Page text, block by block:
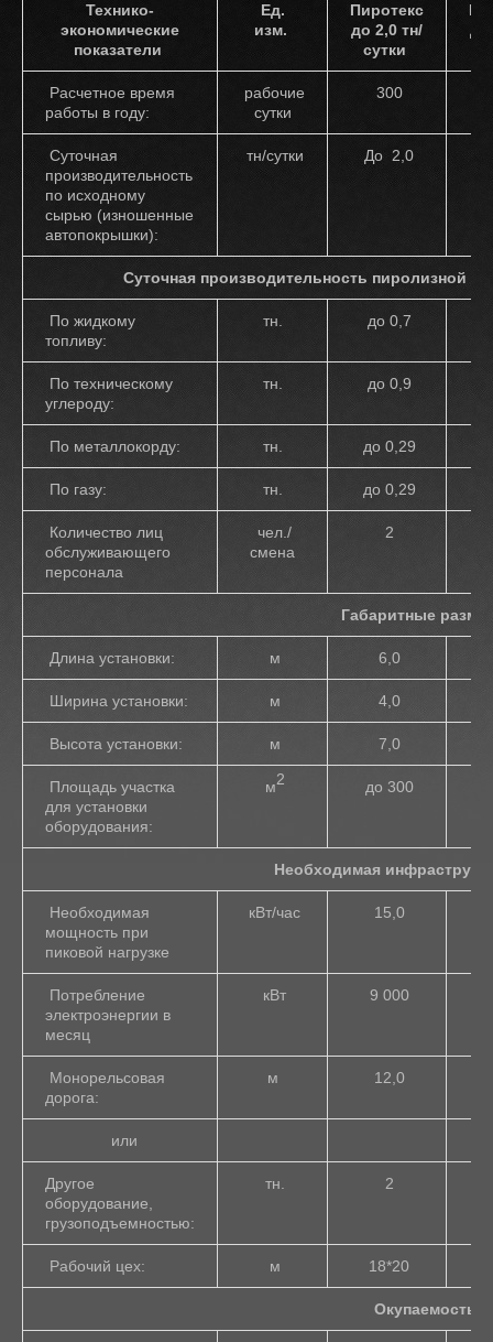
Технико-
экономические
показатели
Ед.
изм.
Пиротекс
до 2,0 тн/
сутки
до
Расчетное время
работы в году:
рабочие
сутки
300
Суточная
производительность
по исходному
сырью (изношенные
автопокрышки):
тн/сутки До 2,0
Суточная производительность пиролизной
По жидкому
топливу:
тн. до 0,7
По техническому
углероду:
тн. до 0,9
По металлокорду: тн. до 0,29
По газу: тн. до 0,29
Количество лиц
обслуживающего
персонала
чел./
смена
2
Габаритные
Длина установки: м 6,0
Ширина установки: м 4,0
Высота установки: м 7,0
Площадь участка
для установки
оборудования:
м2 до 300
Необходимая
Необходимая
мощность при
пиковой нагрузке
кВт/час 15,0
Потребление
электроэнергии в
месяц
кВт 9 000
Монорельсовая
дорога:
м 12,0
или
Другое
оборудование,
грузоподъемностью:
тн. 2
Рабочий цех: м 18*20
Окупаемость: